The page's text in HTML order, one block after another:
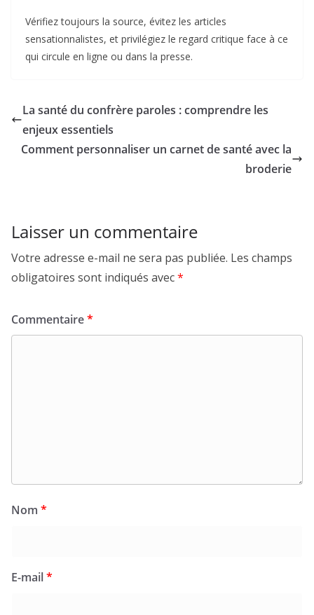
Vérifiez toujours la source, évitez les articles
sensationnalistes, et privilégiez le regard critique face à ce
qui circule en ligne ou dans la presse.
La santé du confrère paroles : comprendre les
enjeux essentiels
Comment personnaliser un carnet de santé avec la
broderie
Laisser un commentaire
Votre adresse e-mail ne sera pas publiée. Les champs
obligatoires sont indiqués avec*
Commentaire*
Nom *
E-mail*